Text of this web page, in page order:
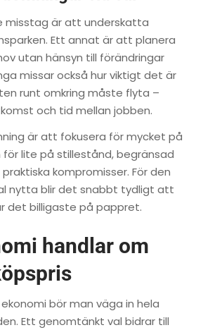
misstag är att underskatta
Ett annat är att planera
utan hänsyn till förändringar
missar också hur viktigt det är
runt omkring måste flyta –
och tid mellan jobben.
är att fokusera för mycket på
lite på stillestånd, begränsad
kompromisser. För den
nytta blir det snabbt tydligt att
det billigaste på pappret.
handlar om
bör man väga in hela
Ett genomtänkt val bidrar till